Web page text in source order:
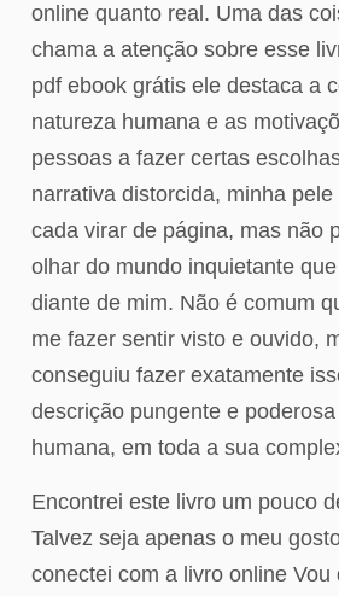
online quanto real. Uma das
chama a atenção sobre esse
pdf ebook grátis ele destaca a
natureza humana e as
pessoas a fazer certas
narrativa distorcida, minha
cada virar de página, mas não
olhar do mundo inquietante
diante de mim. Não é comum
me fazer sentir visto e ouvido,
conseguiu fazer exatamente
descrição pungente e
humana, em toda a sua
Encontrei este livro um pouco
Talvez seja apenas o meu
conectei com a livro online Vou